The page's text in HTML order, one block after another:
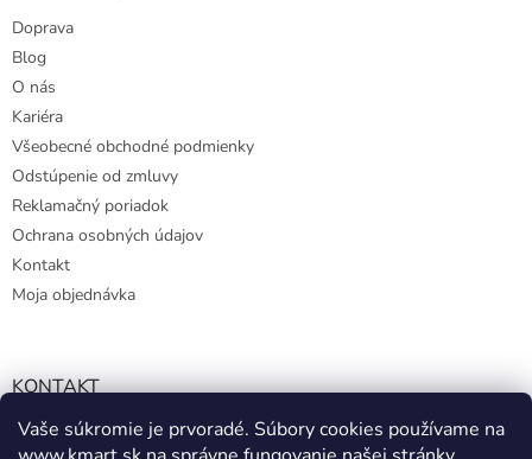
Vaše súkromie je prvoradé. Súbory cookies používame na
Doprava
Blog
O nás
Kariéra
Všeobecné obchodné podmienky
Odstúpenie od zmluvy
Reklamačný poriadok
Ochrana osobných údajov
Kontakt
Moja objednávka
KONTAKT
info@kmart.sk